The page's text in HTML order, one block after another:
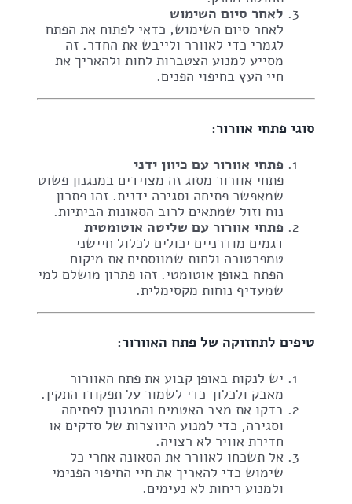
לאחר סיום השימוש
לאחר סיום השימוש, כדאי לפתוח את הפתח
לגמרי כדי לאוורר ולייבש את החדר. זה
מסייע למנוע הצטברות לחות ולהאריך את
חיי העץ בחיפוי הפנים.
סוגי פתחי אוורור:
פתחי אוורור עם כיוון ידני
פתחי אוורור מסוג זה מצוידים במנגנון פשוט
שמאפשר פתיחה וסגירה ידנית. זהו פתרון
נוח וזול שמתאים לרוב הסאונות הביתיות.
פתחי אוורור עם שליטה אוטומטית
דגמים מודרניים יכולים לכלול חיישני
טמפרטורה ולחות שמווסתים את מיקום
הפתח באופן אוטומטי. זהו פתרון מושלם למי
שמעדיף נוחות מקסימלית.
טיפים לתחזוקה של פתח האוורור:
יש לנקות באופן קבוע את פתח האוורור
מאבק ולכלוך כדי לשמור על תפקודו התקין.
בדקו את מצב האטמים והמנגנון לפתיחה
וסגירה, כדי למנוע היווצרות של סדקים או
חדירת אוויר לא רצויה.
אל תשכחו לאוורר את הסאונה אחרי כל
שימוש כדי להאריך את חיי החיפוי הפנימי
ולמנוע ריחות לא נעימים.